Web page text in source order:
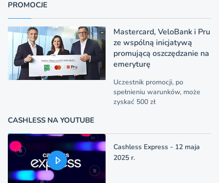
PROMOCJE
Mastercard, VeloBank i Pru
ze wspólną inicjatywą
promującą oszczędzanie na
emeryturę
Uczestnik promocji, po
spełnieniu warunków, może
zyskać 500 zł
CASHLESS NA YOUTUBE
Cashless Express - 12 maja
2025 r.